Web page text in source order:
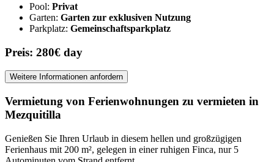
Pool: Privat
Garten: Garten zur exklusiven Nutzung
Parkplatz: Gemeinschaftsparkplatz
Preis: 280€ day
Weitere Informationen anfordern
Vermietung von Ferienwohnungen zu vermieten in
Mezquitilla
Genießen Sie Ihren Urlaub in diesem hellen und großzügigen
Ferienhaus mit 200 m², gelegen in einer ruhigen Finca, nur 5